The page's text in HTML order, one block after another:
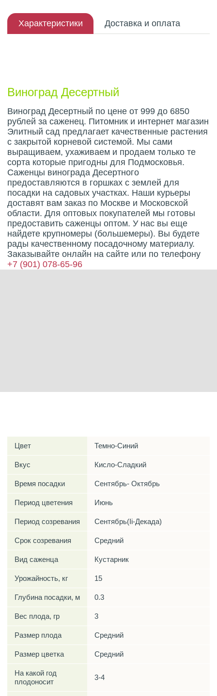
Характеристики Доставка и оплата
Виноград Десертный
Виноград Десертный по цене от 999 до 6850
рублей за саженец. Питомник и интернет магазин
Элитный сад предлагает качественные растения
с закрытой корневой системой. Мы сами
выращиваем, ухаживаем и продаем только те
сорта которые пригодны для Подмосковья.
Саженцы винограда Десертного
предоставляются в горшках с землей для
посадки на садовых участках. Наши курьеры
доставят вам заказ по Москве и Московской
области. Для оптовых покупателей мы готовы
предоставить саженцы оптом. У нас вы еще
найдете крупномеры (большемеры). Вы будете
рады качественному посадочному материалу.
Заказывайте онлайн на сайте или по телефону
+7 (901) 078-65-96
Цвет Темно-Синий
Вкус Кисло-Сладкий
Время посадки Сентябрь- Октябрь
Период цветения Июнь
Период созревания Сентябрь(Ii-Декада)
Срок созревания Средний
Вид саженца Кустарник
Урожайность, кг 15
Глубина посадки, м 0.3
Вес плода, гр 3
Размер плода Средний
Размер цветка Средний
На какой год
плодоносит
3-4